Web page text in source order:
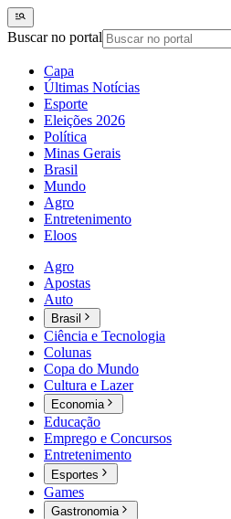
Buscar no portal
Capa
Últimas Notícias
Esporte
Eleições 2026
Política
Minas Gerais
Brasil
Mundo
Agro
Entretenimento
Eloos
Agro
Apostas
Auto
Brasil
Ciência e Tecnologia
Colunas
Copa do Mundo
Cultura e Lazer
Economia
Educação
Emprego e Concursos
Entretenimento
Esportes
Games
Gastronomia